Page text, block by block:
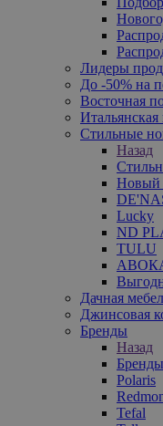
Лидеры
До -50% на
Восточная
Итальянская
Стильные
Назад
Новый
Lucky
ND
TULU
Дачная
Джинсовая
Бренды
Назад
Бренды
Polaris
Tefal